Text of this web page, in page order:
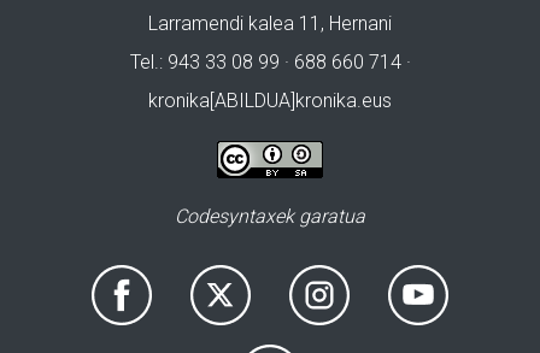
Larramendi kalea 11, Hernani
Tel.: 943 33 08 99 · 688 660 714 ·
kronika[ABILDUA]kronika.eus
Codesyntaxek garatua